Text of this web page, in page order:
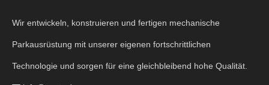
Wir entwickeln, konstruieren und fertigen mechanische
Parkausrüstung mit unserer eigenen fortschrittlichen
Technologie und sorgen für eine gleichbleibend hohe Qualität.